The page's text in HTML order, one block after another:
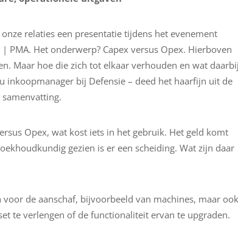
relaties een presentatie tijdens het evenement
Het onderwerp? Capex versus Opex. Hierboven
Maar hoe die zich tot elkaar verhouden en wat daarbij
inkoopmanager bij Defensie – deed het haarfijn uit de
Opex, wat kost iets in het gebruik. Het geld komt
gezien is er een scheiding. Wat zijn daar
de aanschaf, bijvoorbeeld van machines, maar ook
te verlengen of de functionaliteit ervan te upgraden.